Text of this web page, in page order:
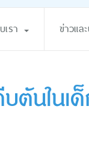
เรา ข่าวแล
ตันในเ